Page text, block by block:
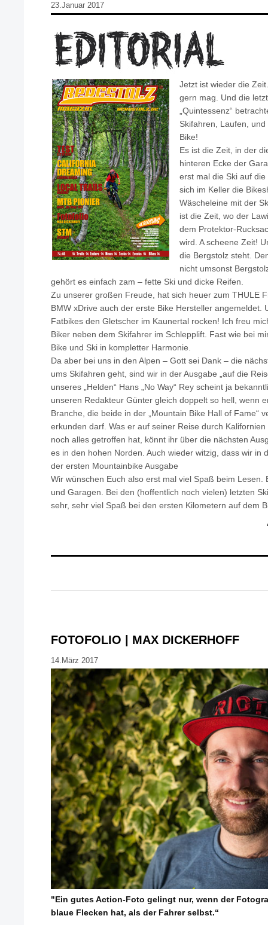
23.Januar 2017
Jetzt ist wieder die
gern mag. Und die
„Quintessenz“
Skifahren, Laufen,
Bike!
Es ist die Zeit, in der
hinteren Ecke der
erst mal die Ski auf
sich im Keller die
Wäscheleine mit der
ist die Zeit, wo der
dem Protektor-
wird. A scheene Zeit!
die Bergstolz steht.
nicht umsonst
gehört es einfach zam – fette Ski und dicke Reifen.
Zu unserer großen Freude, hat sich heuer zum THULE
BMW xDrive auch der erste Bike Hersteller angemeldet.
Fatbikes den Gletscher im Kaunertal rocken! Ich freu
Biker neben dem Skifahrer im Schlepplift. Fast wie bei
Bike und Ski in kompletter Harmonie.
Da aber bei uns in den Alpen – Gott sei Dank – die
ums Skifahren geht, sind wir in der Ausgabe „auf die
unseres „Helden“ Hans „No Way“ Rey scheint ja
unseren Redakteur Günter gleich doppelt so hell, wenn
Branche, die beide in der „Mountain Bike Hall of Fame“
erkunden darf. Was er auf seiner Reise durch
noch alles getroffen hat, könnt ihr über die nächsten
es in den hohen Norden. Auch wieder witzig, dass wir in
der ersten Mountainbike Ausgabe
Wir wünschen Euch also erst mal viel Spaß beim Lesen.
und Garagen. Bei den (hoffentlich noch vielen) letzten
sehr, sehr viel Spaß bei den ersten Kilometern auf dem
FOTOFOLIO | MAX DICKERHOFF
14.März 2017
"Ein gutes Action-Foto gelingt nur, wenn der
blaue Flecken hat, als der Fahrer selbst.“